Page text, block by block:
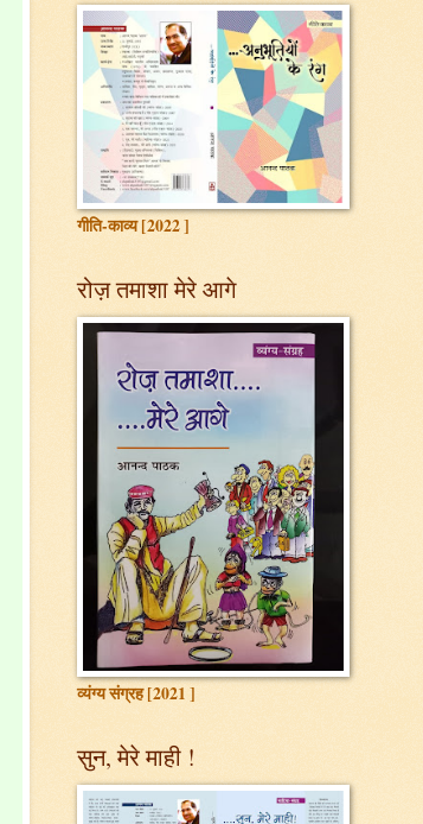
गीति-काव्य [2022 ]
रोज़ तमाशा मेरे आगे
व्यंग्य संग्रह [2021 ]
सुन, मेरे माही !